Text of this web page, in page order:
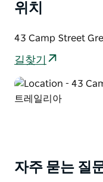
위치
43 Camp Street
길찾기
자주 묻는 질